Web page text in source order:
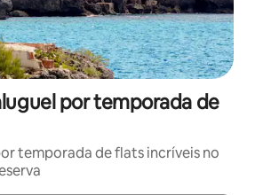
por temporada de
temporada de flats incríveis no